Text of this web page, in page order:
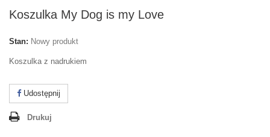
Koszulka My Dog is my Love
Stan: Nowy produkt
Koszulka z nadrukiem
Udostępnij
Drukuj